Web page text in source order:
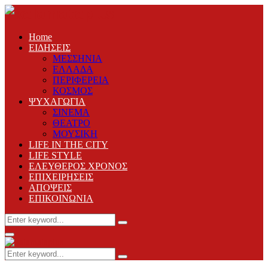
Home
ΕΙΔΗΣΕΙΣ
ΜΕΣΣΗΝΙΑ
ΕΛΛΑΔΑ
ΠΕΡΙΦΕΡΕΙΑ
ΚΟΣΜΟΣ
ΨΥΧΑΓΩΓΙΑ
ΣΙΝΕΜΑ
ΘΕΑΤΡΟ
ΜΟΥΣΙΚΗ
LIFE IN THE CITY
LIFE STYLE
ΕΛΕΥΘΕΡΟΣ ΧΡΟΝΟΣ
ΕΠΙΧΕΙΡΗΣΕΙΣ
ΑΠΟΨΕΙΣ
ΕΠΙΚΟΙΝΩΝΙΑ
Search
for:
Search
Primary
Menu
Search
for:
Search